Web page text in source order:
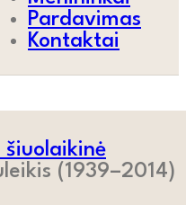
Pardavimas
Kontaktai
šiuolaikinė
(1939–2014)